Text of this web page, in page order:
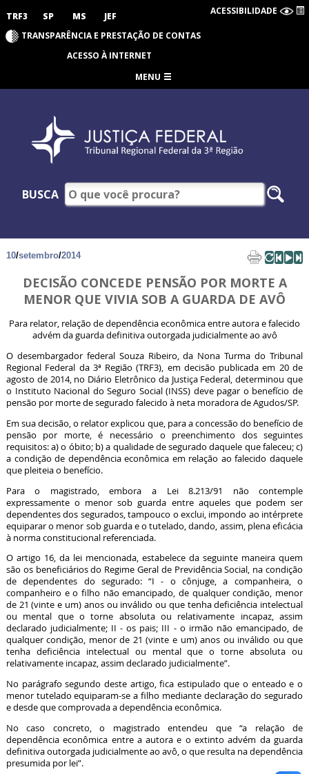
TRF3 SP MS JEF ACESSIBILIDADE
TRANSPARÊNCIA E PRESTAÇÃO DE CONTAS
ACESSO À INTERNET
MENU
BUSCA
10/setembro/2014
DECISÃO CONCEDE PENSÃO POR MORTE A
MENOR QUE VIVIA SOB A GUARDA DE AVÔ
Para relator, relação de dependência econômica entre autora e falecido
advém da guarda definitiva outorgada judicialmente ao avô
O desembargador federal Souza Ribeiro, da Nona Turma do Tribunal
Regional Federal da 3ª Região (TRF3), em decisão publicada em 20 de
agosto de 2014, no Diário Eletrônico da Justiça Federal, determinou que
o Instituto Nacional do Seguro Social (INSS) deve pagar o benefício de
pensão por morte de segurado falecido à neta moradora de Agudos/SP.
Em sua decisão, o relator explicou que, para a concessão do benefício de
pensão por morte, é necessário o preenchimento dos seguintes
requisitos: a) o óbito; b) a qualidade de segurado daquele que faleceu; c)
a condição de dependência econômica em relação ao falecido daquele
que pleiteia o benefício.
Para o magistrado, embora a Lei 8.213/91 não contemple
expressamente o menor sob guarda entre aqueles que podem ser
dependentes dos segurados, tampouco o exclui, impondo ao intérprete
equiparar o menor sob guarda e o tutelado, dando, assim, plena eficácia
à norma constitucional referenciada.
O artigo 16, da lei mencionada, estabelece da seguinte maneira quem
são os beneficiários do Regime Geral de Previdência Social, na condição
de dependentes do segurado: “I - o cônjuge, a companheira, o
companheiro e o filho não emancipado, de qualquer condição, menor
de 21 (vinte e um) anos ou inválido ou que tenha deficiência intelectual
ou mental que o torne absoluta ou relativamente incapaz, assim
declarado judicialmente; II - os pais; III - o irmão não emancipado, de
qualquer condição, menor de 21 (vinte e um) anos ou inválido ou que
tenha deficiência intelectual ou mental que o torne absoluta ou
relativamente incapaz, assim declarado judicialmente”.
No parágrafo segundo deste artigo, fica estipulado que o enteado e o
menor tutelado equiparam-se a filho mediante declaração do segurado
e desde que comprovada a dependência econômica.
No caso concreto, o magistrado entendeu que “a relação de
dependência econômica entre a autora e o extinto advém da guarda
definitiva outorgada judicialmente ao avô, o que resulta na dependência
presumida por lei”.